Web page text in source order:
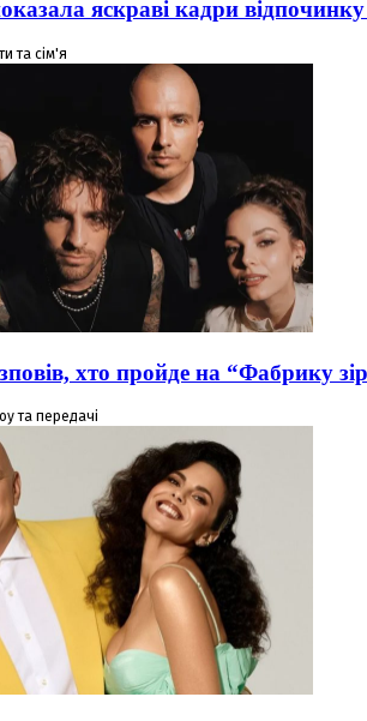
яскраві кадри
та сім'я
хто пройде на “Фабрику
та передачі